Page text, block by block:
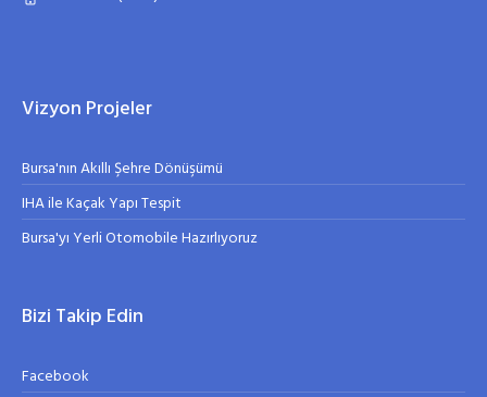
Vizyon Projeler
Bursa'nın Akıllı Şehre Dönüşümü
IHA ile Kaçak Yapı Tespit
Bursa'yı Yerli Otomobile Hazırlıyoruz
Bizi Takip Edin
Facebook